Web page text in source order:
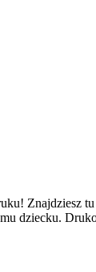
Znajdziesz tu
dziecku.